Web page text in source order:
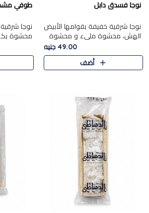
نوجا فسدق دابل
نوجا شرقية خفيفة بقوامها الأبيض
الهش، محشوة مليء و محشوة
بـكمية وفيرة من الفستق الفاخر
لتمنحك نكهة مكسرات غنية
وقرمشة مميزة في كل قطعة و
49.00 جنيه
أضف
طوفي
نوجا
محشوة
الفاخر
مميزة في
بين